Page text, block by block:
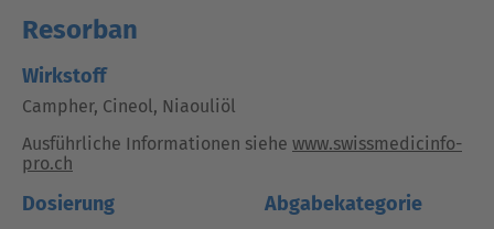
Resorban
Wirkstoff
Campher, Cineol, Niaouliöl
Ausführliche Informationen siehe www.swissmedicinfo-
pro.ch
Dosierung
Abgabekategorie